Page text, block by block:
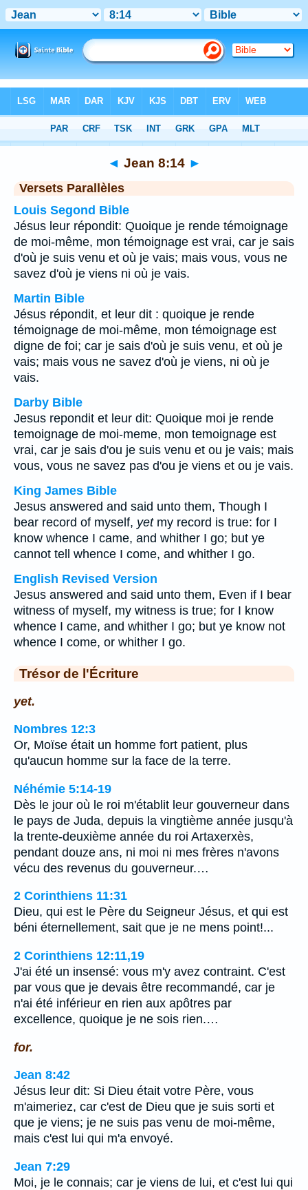
Chapitre 8> Verset 14
◄ Jean 8:14 ►
Versets Parallèles
Louis Segond Bible
Jésus leur répondit: Quoique je rende témoignage
de moi-même, mon témoignage est vrai, car je sais
d'où je suis venu et où je vais; mais vous, vous ne
savez d'où je viens ni où je vais.
Martin Bible
Jésus répondit, et leur dit : quoique je rende
témoignage de moi-même, mon témoignage est
digne de foi; car je sais d'où je suis venu, et où je
vais; mais vous ne savez d'où je viens, ni où je
vais.
Darby Bible
Jesus repondit et leur dit: Quoique moi je rende
temoignage de moi-meme, mon temoignage est
vrai, car je sais d'ou je suis venu et ou je vais; mais
vous, vous ne savez pas d'ou je viens et ou je vais.
King James Bible
Jesus answered and said unto them, Though I
bear record of myself, yetmy record is true: for I
know whence I came, and whither I go; but ye
cannot tell whence I come, and whither I go.
English Revised Version
Jesus answered and said unto them, Even if I bear
witness of myself, my witness is true; for I know
whence I came, and whither I go; but ye know not
whence I come, or whither I go.
Trésor de l'Écriture
yet.
Nombres 12:3
Or, Moïse était un homme fort patient, plus
qu'aucun homme sur la face de la terre.
Néhémie 5:14-19
Dès le jour où le roi m'établit leur gouverneur dans
le pays de Juda, depuis la vingtième année jusqu'à
la trente-deuxième année du roi Artaxerxès,
pendant douze ans, ni moi ni mes frères n'avons
vécu des revenus du gouverneur.…
2 Corinthiens 11:31
Dieu, qui est le Père du Seigneur Jésus, et qui est
béni éternellement, sait que je ne mens point!...
2 Corinthiens 12:11,19
J'ai été un insensé: vous m'y avez contraint. C'est
par vous que je devais être recommandé, car je
n'ai été inférieur en rien aux apôtres par
excellence, quoique je ne sois rien.…
for.
Jean 8:42
Jésus leur dit: Si Dieu était votre Père, vous
m'aimeriez, car c'est de Dieu que je suis sorti et
que je viens; je ne suis pas venu de moi-même,
mais c'est lui qui m'a envoyé.
Jean 7:29
Moi, je le connais; car je viens de lui, et c'est lui qui